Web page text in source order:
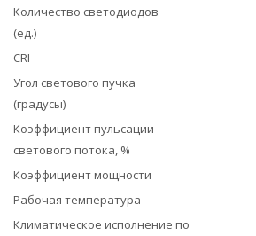
Количество светодиодов
(ед.)
CRI
Угол светового пучка
(градусы)
Коэффициент пульсации
светового потока, %
Коэффициент мощности
Рабочая температура
Климатическое исполнение по